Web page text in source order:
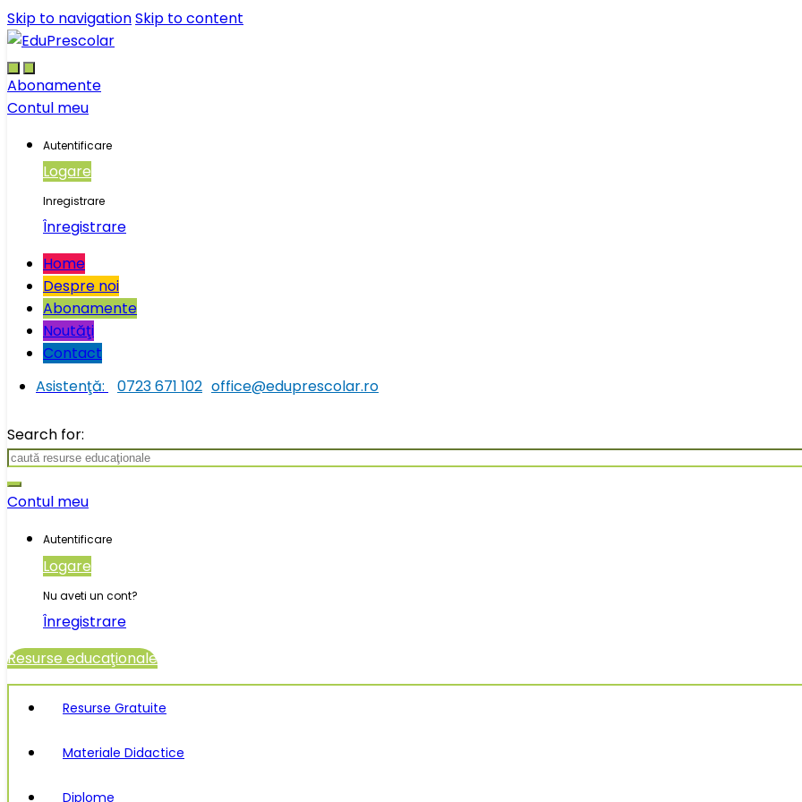
Skip to navigationSkip to content
Abonamente
Contul meu
Autentificare
Logare
Inregistrare
Înregistrare
Home
Despre noi
Abonamente
Noutăţi
Contact
Asistenţă:
0723 671 102 office@eduprescolar.ro
Search for:
Contul meu
Autentificare
Logare
Nu aveti un cont?
Înregistrare
Resurse educaţionale
Resurse Gratuite
Materiale Didactice
Diplome